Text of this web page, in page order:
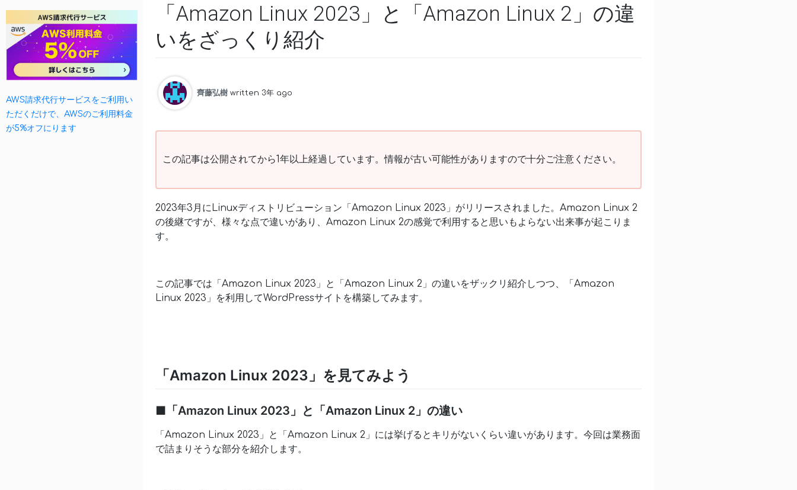
AWS請求代行サービスをご利用い
ただくだけで、AWSのご利用料金
が5%オフにります
「Amazon Linux 2023」と「Amazon Linux 2」の違
いをざっくり紹介
齊藤弘樹 written 3年 ago
この記事は公開されてから1年以上経過しています。情報が古い可能性がありますので十分ご注意ください。
2023年3月にLinuxディストリビューション「Amazon Linux 2023」がリリースされました。Amazon Linux 2
の後継ですが、様々な点で違いがあり、Amazon Linux 2の感覚で利用すると思いもよらない出来事が起こりま
す。
この記事では「Amazon Linux 2023」と「Amazon Linux 2」の違いをザックリ紹介しつつ、「Amazon
Linux 2023」を利用してWordPressサイトを構築してみます。
「Amazon Linux 2023」を見てみよう
■「Amazon Linux 2023」と「Amazon Linux 2」の違い
「Amazon Linux 2023」と「Amazon Linux 2」には挙げるとキリがないくらい違いがあります。今回は業務面
で詰まりそうな部分を紹介します。